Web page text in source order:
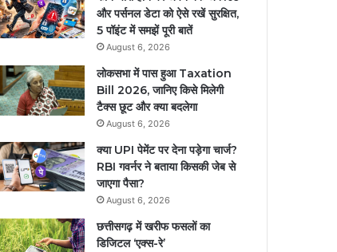
और पर्सनल डेटा को ऐसे रखें सुरक्षित,
5 पॉइंट में समझें पूरी बातें
August 6, 2026
लोकसभा में पास हुआ Taxation
Bill 2026, जानिए किसे मिलेगी
टैक्स छूट और क्या बदलेगा
August 6, 2026
क्या UPI पेमेंट पर देना पड़ेगा चार्ज?
RBI गवर्नर ने बताया किसकी जेब से
जाएगा पैसा?
August 6, 2026
छत्तीसगढ़ में खरीफ फसलों का
डिजिटल ‘एक्स-रे’